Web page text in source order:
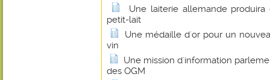
Une laiterie allemande
petit-lait
Une médaille d'or pour un
vin
Une mission d'information
des OGM